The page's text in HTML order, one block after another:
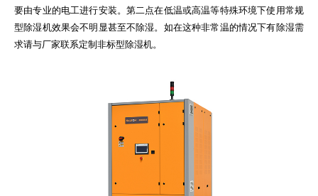
要由专业的电工进行安装。第二点在低温或高温等特殊环境下使用常规
型除湿机效果会不明显甚至不除湿。如在这种非常温的情况下有除湿需
求请与厂家联系定制非标型除湿机。